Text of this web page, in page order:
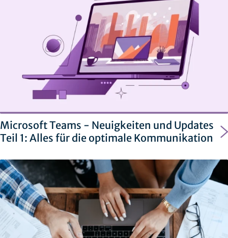
Microsoft Teams - Neuigkeiten und Updates
Teil 1: Alles für die optimale Kommunikation